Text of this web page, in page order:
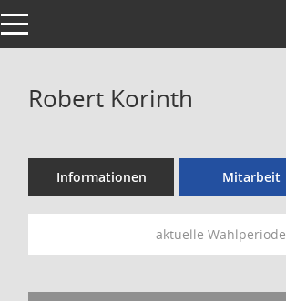
Toggle navigation
Robert Korinth
Informationen Mitarbeit
aktuelle Wahlperiode